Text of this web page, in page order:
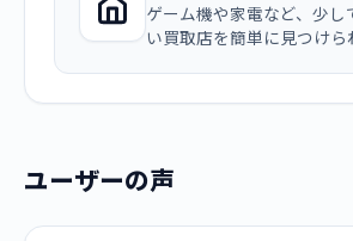
ゲーム機や家電など、少し
い買取店を簡単に見つけら
ユーザーの声